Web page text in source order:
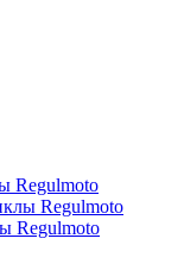
Regulmoto
Regulmoto
Regulmoto